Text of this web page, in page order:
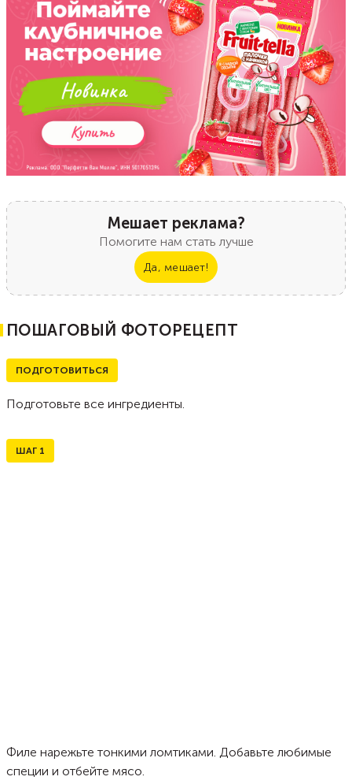
Мешает реклама?
Помогите нам стать лучше
Да, мешает!
ПОШАГОВЫЙ ФОТОРЕЦЕПТ
ПОДГОТОВИТЬСЯ
Подготовьте все ингредиенты.
ШАГ 1
Филе нарежьте тонкими ломтиками. Добавьте любимые
специи и отбейте мясо.